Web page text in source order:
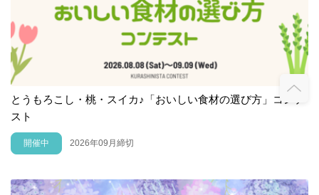
とうもろこし・桃・スイカ♪「おいしい食材の選び方」コンテ
スト
開催中 2026年09月締切